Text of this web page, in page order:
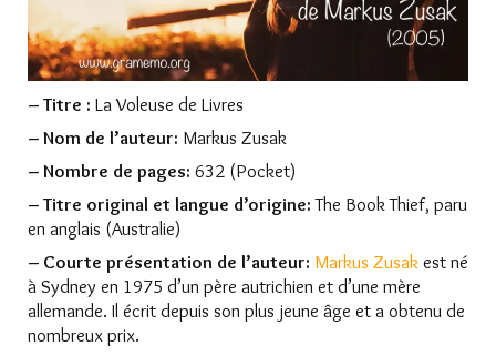
– Titre : La Voleuse de Livres
– Nom de l’auteur: Markus Zusak
– Nombre de pages: 632 (Pocket)
– Titre original et langue d’origine: The Book Thief, paru
en anglais (Australie)
– Courte présentation de l’auteur: Markus Zusak est né
à Sydney en 1975 d’un père autrichien et d’une mère
allemande. Il écrit depuis son plus jeune âge et a obtenu de
nombreux prix.